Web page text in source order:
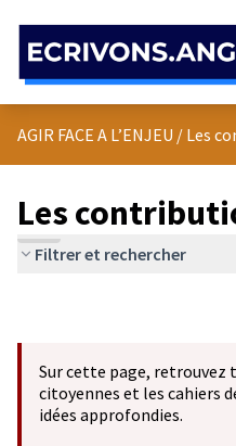
AGIR FACE A L’ENJEU / Les
Les
Filtrer et rechercher
Sur cette page,
citoyennes et les cahiers
idées approfondies.